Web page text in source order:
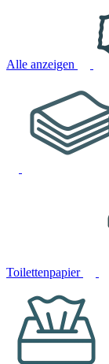
Alle anzeigen
Toilettenpapier